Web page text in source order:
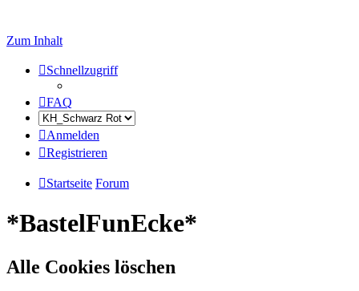
Zum Inhalt
Schnellzugriff
FAQ
Anmelden
Registrieren
Startseite Forum
*BastelFunEcke*
Alle Cookies löschen